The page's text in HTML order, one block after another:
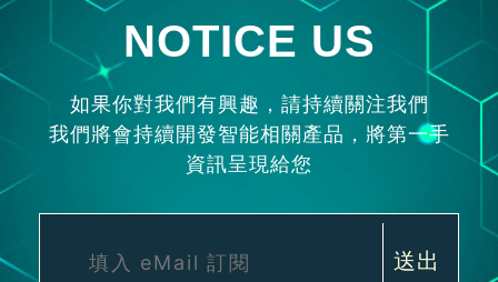
NOTICE US
如果你對我們有興趣，請持續關注我們
我們將會持續開發智能相關產品，將第一手
資訊呈現給您
送出